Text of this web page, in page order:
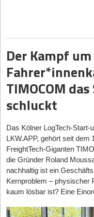
Sektoren „Baugewerbe“
der Praxis häufig noch
Verkehr abgestimmt würden.
Das Dortmunder Start-up
hier mit einem
(LCMS) an. Diese
Datenlayer in bestehende
Buchungen sowie
digitalem Wege zu
Kern-Features
Das System ist nach
Verwaltung von Paletten
Lieferketten ausgelegt.
Abstimmen von
Der Kampf
TIMOCOM
schluckt
Das Kölner LogTech-
LKW.APP, gehört seit dem
FreightTech-Giganten
die Gründer Roland
nachhaltig ist ein
Kernproblem – physischer
kaum lösbar ist? Eine